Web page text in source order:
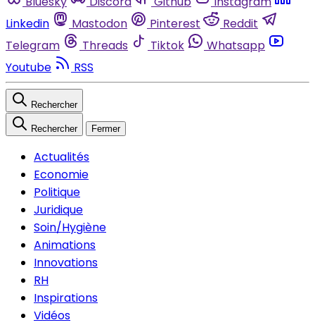
Linkedin
Mastodon Pinterest
Reddit
Telegram
Threads Tiktok
Whatsapp
Youtube
RSS
Rechercher
Rechercher Fermer
Actualités
Economie
Politique
Juridique
Soin/Hygiène
Animations
Innovations
RH
Inspirations
Vidéos